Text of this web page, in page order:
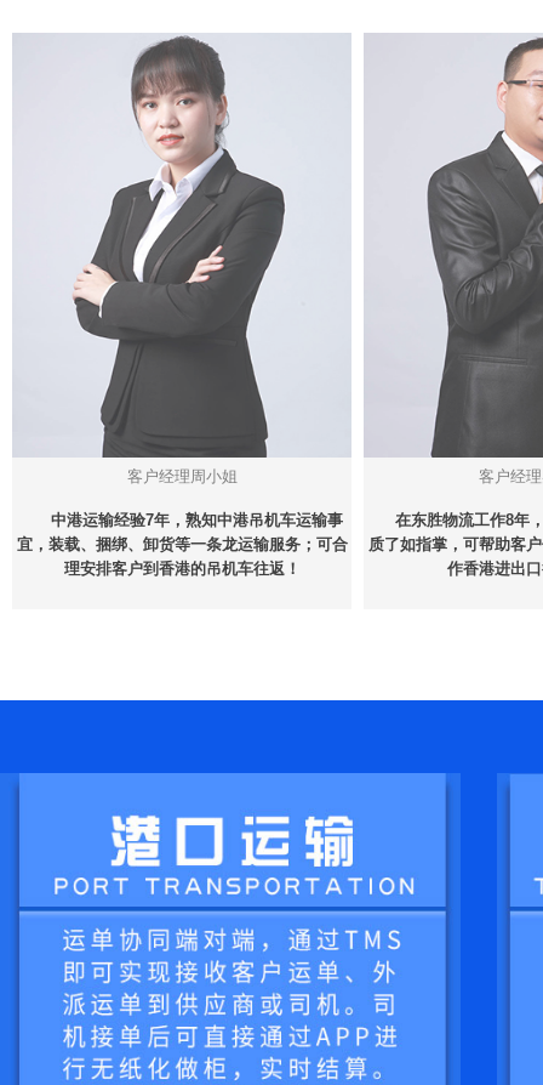
客户经理周小姐
中港运输经验7年，熟知中港吊机车运输事
宜，装载、捆绑、卸货等一条龙运输服务；可合
理安排客户到香港的吊机车往返！
客户经
在东胜物流工作8年
质了如指掌，可帮助客
作香港进出